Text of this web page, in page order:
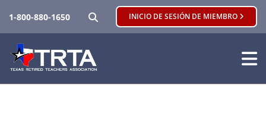
1-800-880-1650 BUSCARINICIO DE SESIÓN DE MIEMBRO